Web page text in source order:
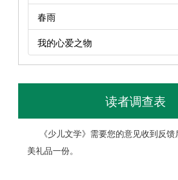
春雨
我的心爱之物
读者调查表
《少儿文学》需要您的意见收到反
美礼品一份。